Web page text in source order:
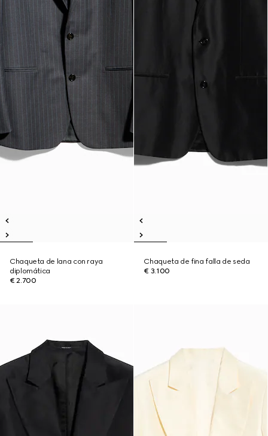
Chaqueta de lana con raya
diplomática
€ 2.700
Chaqueta de fina falla de seda
€ 3.100